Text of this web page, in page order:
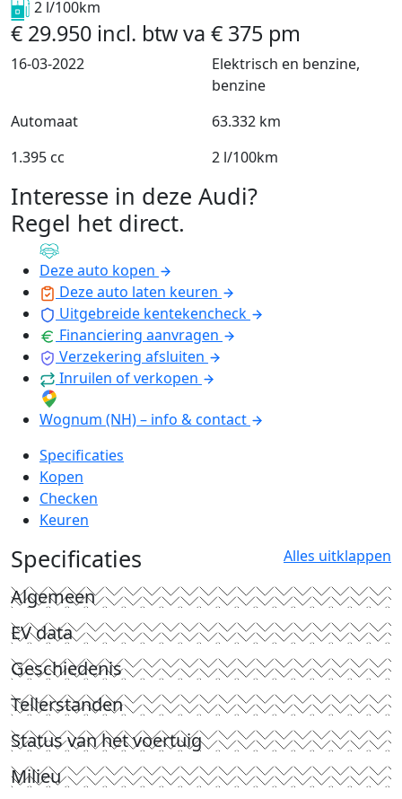
2 l/100km
€ 29.950 incl. btwva € 375 pm
16-03-2022
Elektrisch en benzine,
benzine
Automaat
63.332 km
1.395 cc
2 l/100km
Interesse in deze Audi?
Regel het direct.
Deze auto kopen
Deze auto laten keuren
Uitgebreide kentekencheck
Financiering aanvragen
Verzekering afsluiten
Inruilen of verkopen
Wognum (NH) – info & contact
Specificaties
Kopen
Checken
Keuren
Specificaties Alles uitklappen
Algemeen
EV data
Geschiedenis
Tellerstanden
Status van het voertuig
Milieu